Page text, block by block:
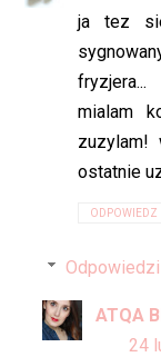
ja tez
fryzjera...
mialam
zuzylam!
ostatnie
ODPOWIEDZ
Odpowiedzi
ATQA
24